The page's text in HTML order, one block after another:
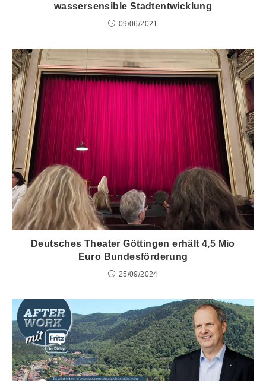
wassersensible Stadtentwicklung
09/06/2021
Deutsches Theater Göttingen erhält 4,5 Mio
Euro Bundesförderung
25/09/2024